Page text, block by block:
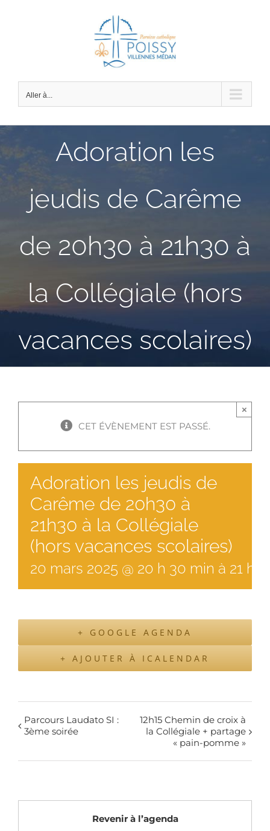
Aller à...
Adoration les
jeudis de Carême
de 20h30 à 21h30 à
la Collégiale (hors
vacances scolaires)
CET ÉVÈNEMENT EST PASSÉ.
×
Adoration les jeudis de
Carême de 20h30 à
21h30 à la Collégiale
(hors vacances scolaires)
20 mars 2025 @ 20 h 30 min à 21 h
+ GOOGLE AGENDA
+ AJOUTER À ICALENDAR
Parcours Laudato SI :
3ème soirée
12h15 Chemin de croix à
la Collégiale + partage
« pain-pomme »
Revenir à l’agenda